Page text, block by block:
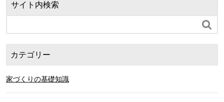
サイト内検索

カテゴリー
家づくりの基礎知識